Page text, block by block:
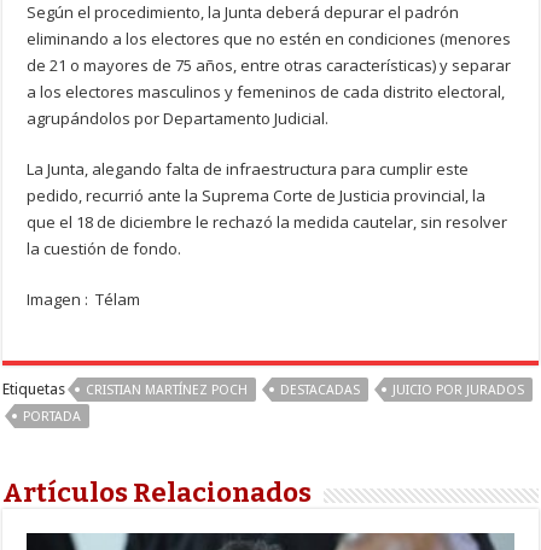
Según el procedimiento, la Junta deberá depurar el padrón
eliminando a los electores que no estén en condiciones (menores
de 21 o mayores de 75 años, entre otras características) y separar
a los electores masculinos y femeninos de cada distrito electoral,
agrupándolos por Departamento Judicial.
La Junta, alegando falta de infraestructura para cumplir este
pedido, recurrió ante la Suprema Corte de Justicia provincial, la
que el 18 de diciembre le rechazó la medida cautelar, sin resolver
la cuestión de fondo.
Imagen : Télam
Etiquetas CRISTIAN MARTÍNEZ POCH DESTACADAS
JUICIO POR JURADOS
PORTADA
Artículos Relacionados